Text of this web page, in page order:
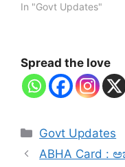
In "Govt Updates"
Spread the love
Categories
Govt Updates
ABHA Card :